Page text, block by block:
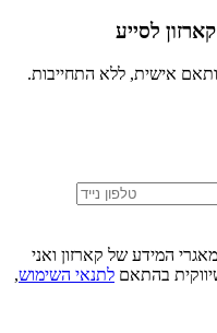
לסייע
אישית, ללא התחייבות.
המידע של קארזון ואני
בהתאם לתנאי השימוש,